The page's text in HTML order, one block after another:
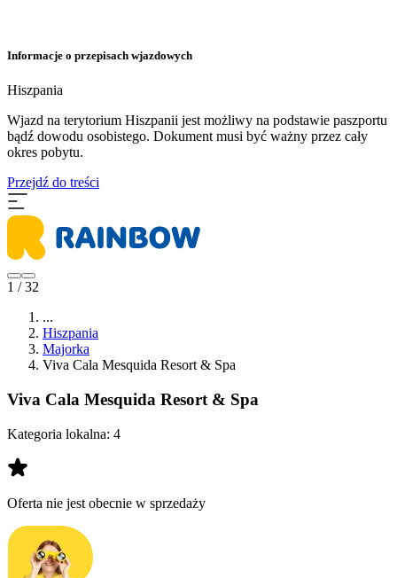
Informacje o przepisach wjazdowych
Hiszpania
​Wjazd na terytorium Hiszpanii jest możliwy na podstawie paszportu
bądź dowodu osobistego. Dokument musi być ważny przez cały
okres pobytu.
Przejdź do treści
1 / 32
...
Hiszpania
Majorka
Viva Cala Mesquida Resort & Spa
Viva Cala Mesquida Resort & Spa
Kategoria lokalna: 4
Oferta nie jest obecnie w sprzedaży